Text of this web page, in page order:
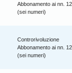
Abbonamento ai nn.
(sei numeri)
Controrivoluzione
Abbonamento ai nn.
(sei numeri)